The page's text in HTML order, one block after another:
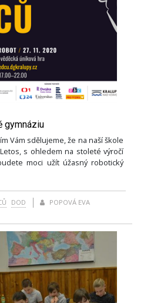
gymnáziu
Vám sdělujeme, že na naší škole
s ohledem na stoleté výročí
moci užít úžasný robotický
DOD POPOVÁ EVA